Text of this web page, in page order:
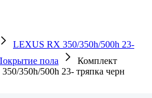
LEXUS RX 350/350h/500h 23-
пола
Комплект
350h/500h 23- тряпка черн